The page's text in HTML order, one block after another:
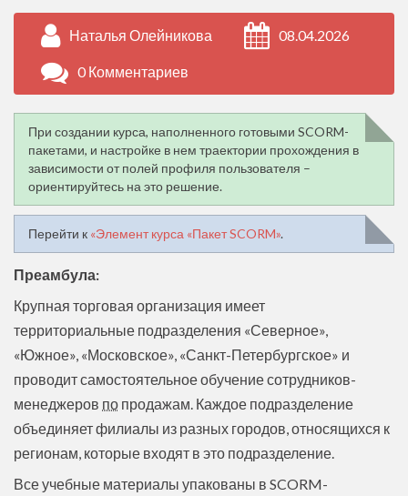
Наталья Олейникова 08.04.2026
0 Комментариев
При создании курса, наполненного готовыми SCORM-
пакетами, и настройке в нем траектории прохождения в
зависимости от полей профиля пользователя –
ориентируйтесь на это решение.
Перейти к «Элемент курса «Пакет SCORM».
Преамбула:
Крупная торговая организация имеет
территориальные подразделения «Северное»,
«Южное», «Московское», «Санкт-Петербургское» и
проводит самостоятельное обучение сотрудников-
менеджеров по продажам. Каждое подразделение
объединяет филиалы из разных городов, относящихся к
регионам, которые входят в это подразделение.
Все учебные материалы упакованы в SCORM-